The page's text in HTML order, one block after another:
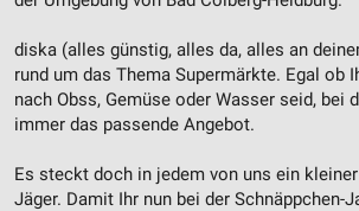
diska (alles günstig, alles da, alles an
rund um das Thema Supermärkte. Egal ob
nach Obss, Gemüse oder Wasser seid, bei
immer das passende Angebot.
Es steckt doch in jedem von uns ein
Jäger. Damit Ihr nun bei der Schnäppchen-
von Inhalten
Verwendung von Profilen zur Auswahl
personalisierter Inhalte
Messung der Werbeleistung
Messung der Performance von Inhalten